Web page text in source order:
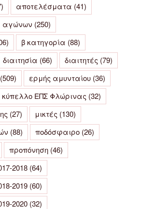
αποτελέσματα (41)
αγώνων (250)
β κατηγορία (88)
διαιτησία (66) διαιτητές (79)
(509) ερμής αμυνταίου (36)
κύπελλο ΕΠΣ Φλώρινας (32)
(27) μικτές (130)
(88) ποδόσφαιρο (26)
προπόνηση (46)
2018 (64)
2019 (60)
2020 (32)